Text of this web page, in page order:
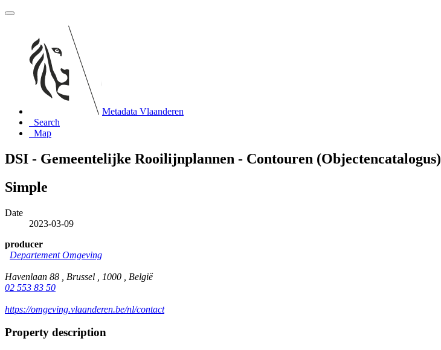
Metadata Vlaanderen
Search
Map
DSI - Gemeentelijke Rooilijnplannen - Contouren (Objectencatalogus)
Simple
Date
2023-03-09
producer
Departement Omgeving
Havenlaan 88 , Brussel , 1000 , België
02 553 83 50
https://omgeving.vlaanderen.be/nl/contact
Property description